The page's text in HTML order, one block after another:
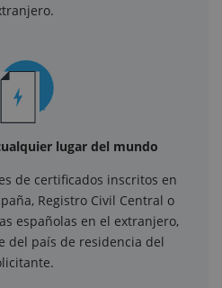
lugar del mundo
de certificados inscritos en
Registro Civil Central o
españolas en el extranjero,
del país de residencia del